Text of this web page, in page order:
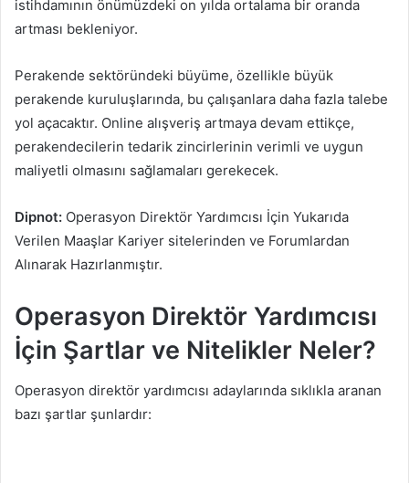
istihdamının önümüzdeki on yılda ortalama bir oranda
artması bekleniyor.
Perakende sektöründeki büyüme, özellikle büyük
perakende kuruluşlarında, bu çalışanlara daha fazla talebe
yol açacaktır. Online alışveriş artmaya devam ettikçe,
perakendecilerin tedarik zincirlerinin verimli ve uygun
maliyetli olmasını sağlamaları gerekecek.
Dipnot: Operasyon Direktör Yardımcısı İçin Yukarıda
Verilen Maaşlar Kariyer sitelerinden ve Forumlardan
Alınarak Hazırlanmıştır.
Operasyon Direktör Yardımcısı
İçin Şartlar ve Nitelikler Neler?
Operasyon direktör yardımcısı adaylarında sıklıkla aranan
bazı şartlar şunlardır: